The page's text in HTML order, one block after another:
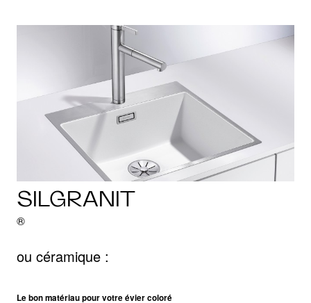
SILGRANIT
®
ou céramique :
Le bon matériau pour votre évier coloré